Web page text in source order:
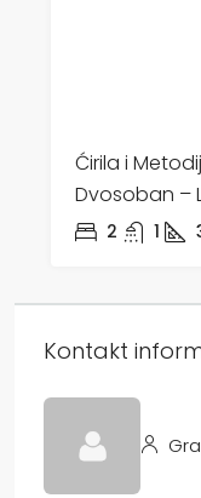
Ćirila i
Dvosoban –
2 1
Kontakt